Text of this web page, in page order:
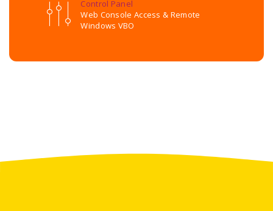
Control Panel
Web Console Access & Remote
Windows VBO